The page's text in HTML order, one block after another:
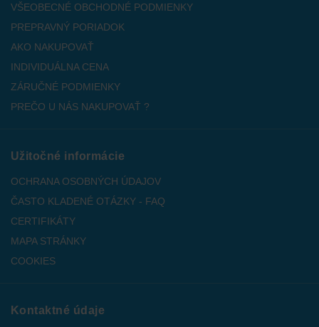
VŠEOBECNÉ OBCHODNÉ PODMIENKY
PREPRAVNÝ PORIADOK
AKO NAKUPOVAŤ
INDIVIDUÁLNA CENA
ZÁRUČNÉ PODMIENKY
PREČO U NÁS NAKUPOVAŤ ?
Užitočné informácie
OCHRANA OSOBNÝCH ÚDAJOV
ČASTO KLADENÉ OTÁZKY - FAQ
CERTIFIKÁTY
MAPA STRÁNKY
COOKIES
Kontaktné údaje